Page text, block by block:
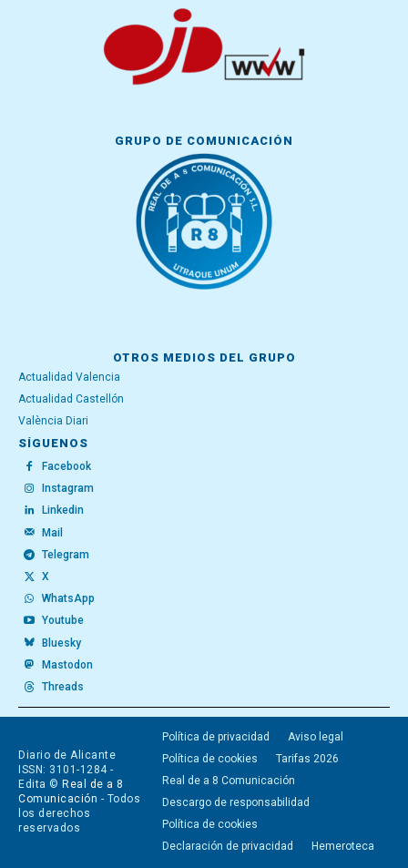
GRUPO DE COMUNICACIÓN
OTROS MEDIOS DEL GRUPO
Actualidad Valencia
Actualidad Castellón
València Diari
SÍGUENOS
Facebook
Instagram
Linkedin
Mail
Telegram
X
WhatsApp
Youtube
Bluesky
Mastodon
Threads
Diario de Alicante
ISSN: 3101-1284 -
Edita © Real de a 8
Comunicación - Todos
los derechos
reservados
Política de privacidad
Aviso legal
Política de cookies
Tarifas 2026
Real de a 8 Comunicación
Descargo de responsabilidad
Política de cookies
Declaración de privacidad
Hemeroteca